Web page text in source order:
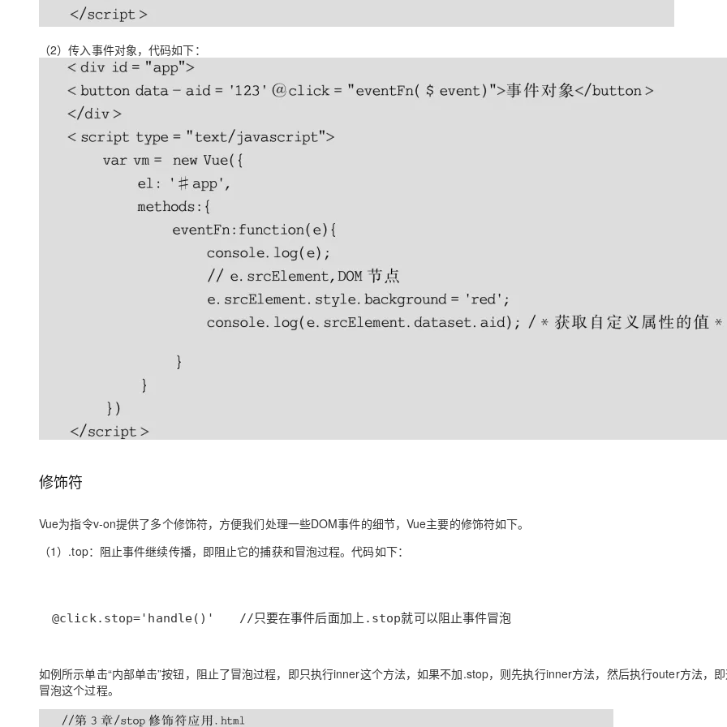
（2）传入事件对象，代码如下：
修饰符
Vue为指令v-on提供了多个修饰符，方便我们处理一些DOM事件的细节，Vue主要的修饰符如下。
（1）.top：阻止事件继续传播，即阻止它的捕获和冒泡过程。代码如下：
@click.stop='handle()'　　//只要在事件后面加上.stop就可以阻止事件冒泡
如例所示单击“内部单击”按钮，阻止了冒泡过程，即只执行inner这个方法，如果不加.stop，则先执行inner方法，然后执行outer方法，
冒泡这个过程。